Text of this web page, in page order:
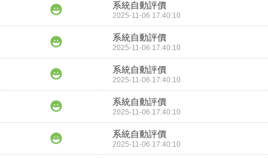
系統自動評價
2025-11-06 17:40:10
系統自動評價
2025-11-06 17:40:10
系統自動評價
2025-11-06 17:40:10
系統自動評價
2025-11-06 17:40:10
系統自動評價
2025-11-06 17:40:10